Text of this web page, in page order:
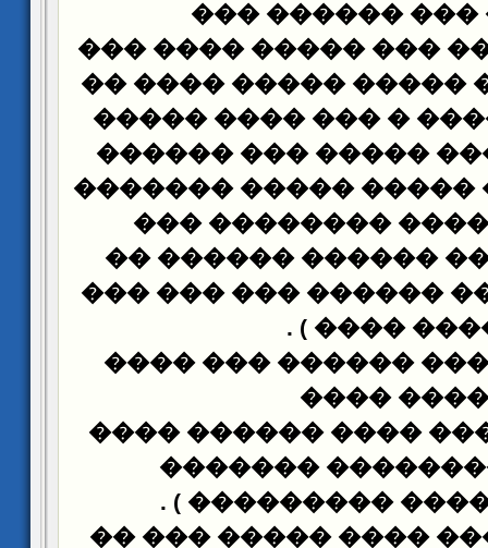
����� ���
����� �� ���� ���
������� ��� �����
����� ������� � ���
������� ���� �����
����� ����� �����
���� �������
������ : ( ���
������ ����� ������
����
) .
���� ���� ���
����
����
������� ( ���� ����
����� ��������
����������
) .
���� � ������ ����